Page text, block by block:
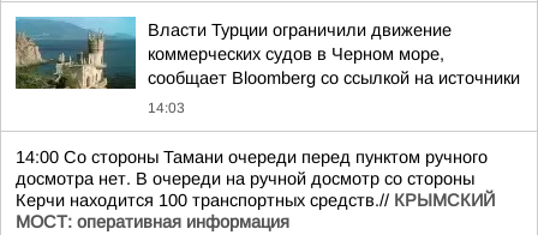
Власти Турции ограничили движение
коммерческих судов в Черном море,
сообщает Bloomberg со ссылкой на источники
14:03
14:00 Со стороны Тамани очереди перед пунктом ручного
досмотра нет. В очереди на ручной досмотр со стороны
Керчи находится 100 транспортных средств.// КРЫМСКИЙ
МОСТ: оперативная информация